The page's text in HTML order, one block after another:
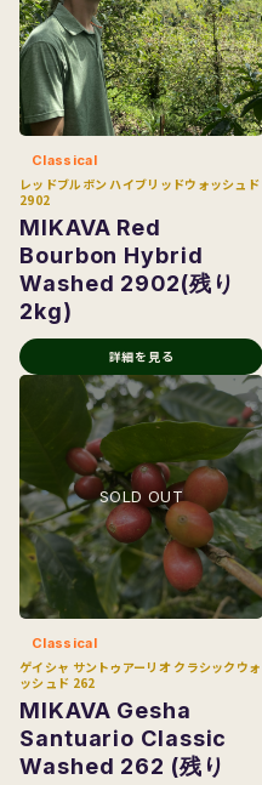
Classical
レッドブルボン ハイブリッドウォッシュド
2902
MIKAVA Red
Bourbon Hybrid
Washed 2902(残り
2kg)
詳細を見る
Classical
ゲイシャ サントゥアーリオ クラシックウォ
ッシュド 262
MIKAVA Gesha
Santuario Classic
Washed 262 (残り